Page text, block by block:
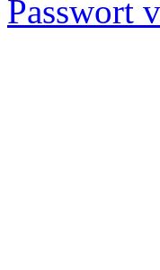
Passwort